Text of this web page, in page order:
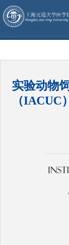
实验动物
（IACUC）